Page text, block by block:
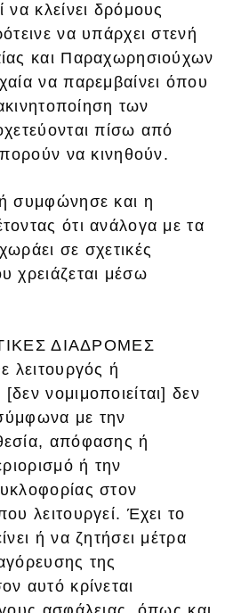
κλείνει δρόμους
να υπάρχει στενή
και Παραχωρησιούχων
να παρεμβαίνει όπου
των
πίσω από
να κινηθούν.
συμφώνησε και η
ότι ανάλογα με τα
σε σχετικές
χρειάζεται μέσω
ΔΙΑΔΡΟΜΕΣ
λειτουργός ή
νομιμοποιείται] δεν
με την
απόφασης ή
ή την
στον
λειτουργεί. Έχει το
ή να ζητήσει μέτρα
της
αυτό κρίνεται